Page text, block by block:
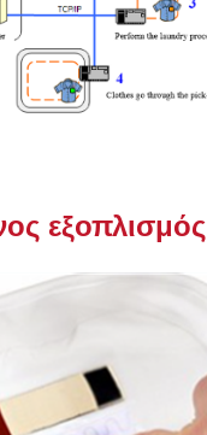
εξοπλισμός